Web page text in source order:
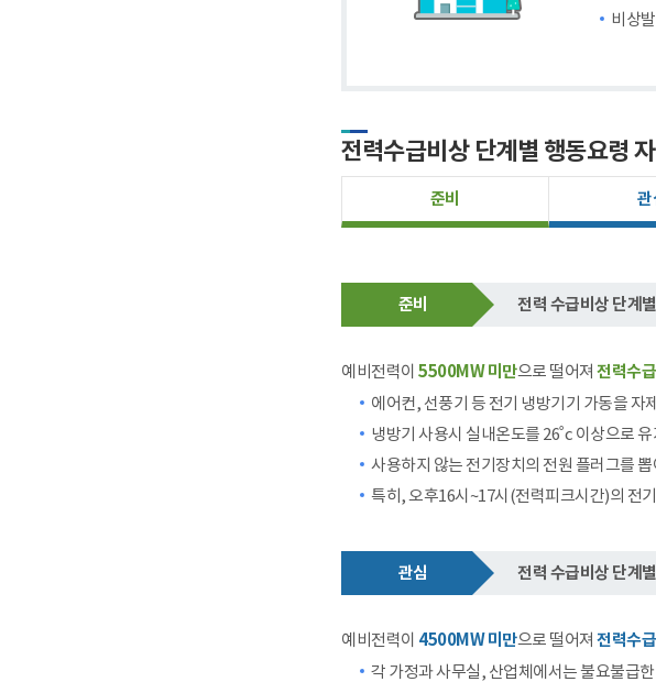
비상
전력수급비상 단계별 행동요령
준비 관
준비 전력 수급비상 단계
예비전력이 5500MW 미만으로 떨어져 전력수
에어컨, 선풍기 등 전기 냉방기기 가동을 자
냉방기 사용시 실내온도를 26˚c 이상으로
사용하지 않는 전기장치의 전원 플러그를
특히, 오후16시~17시(전력피크시간)의 전
관심 전력 수급비상 단계
예비전력이 4500MW 미만으로 떨어져 전력수
각 가정과 사무실, 산업체에서는 불요불급